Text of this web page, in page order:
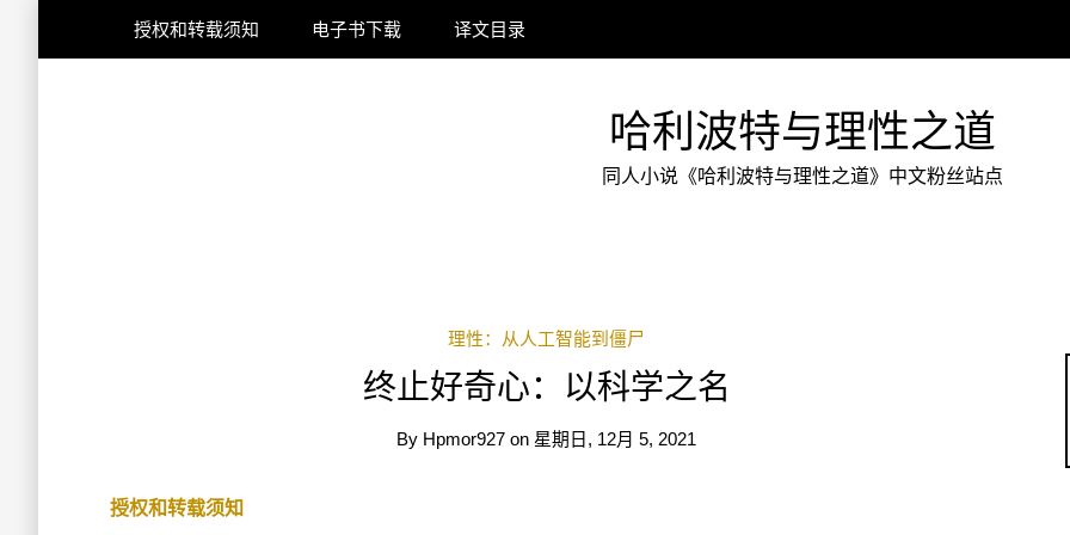
授权和转载须知 电子书下载 译文目录
哈利波特与理性之道
同人小说《哈利波特与理性之道》中文粉丝站点
理性：从人工智能到僵尸
终止好奇心：以科学之名
By Hpmor927 on 星期日, 12月 5, 2021
授权和转载须知